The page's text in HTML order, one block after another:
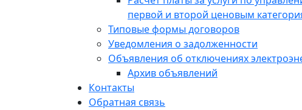
первой и второй ценовым
Типовые формы договоров
Уведомления о задолженности
Объявления об отключениях
Архив объявлений
Контакты
Обратная связь